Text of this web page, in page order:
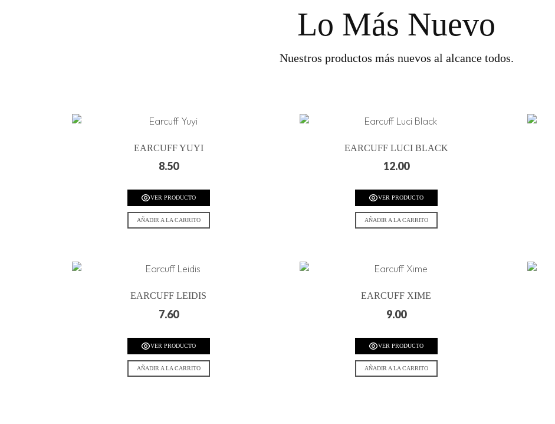
Lo Más Nuevo
Nuestros productos más nuevos al alcance todos.
EARCUFF YUYI
8.50
VER PRODUCTO
AÑADIR A LA CARRITO
EARCUFF LUCI BLACK
12.00
VER PRODUCTO
AÑADIR A LA CARRITO
EARCUFF LEIDIS
7.60
VER PRODUCTO
AÑADIR A LA CARRITO
EARCUFF XIME
9.00
VER PRODUCTO
AÑADIR A LA CARRITO